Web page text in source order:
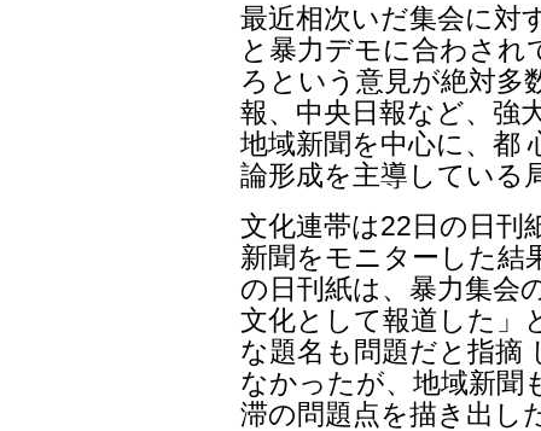
最近相次いだ集会に対
と暴力デモに合わされ
ろという意見が絶対多
報、中央日報など、強
地域新聞を中心に、都
論形成を主導している
文化連帯は22日の日刊
新聞をモニターした結
の日刊紙は、暴力集会
文化として報道した」
な題名も問題だと指摘
なかったが、地域新聞
滞の問題点を描き出し